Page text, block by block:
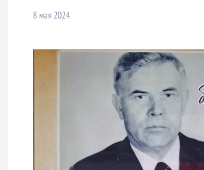
8 мая 2024